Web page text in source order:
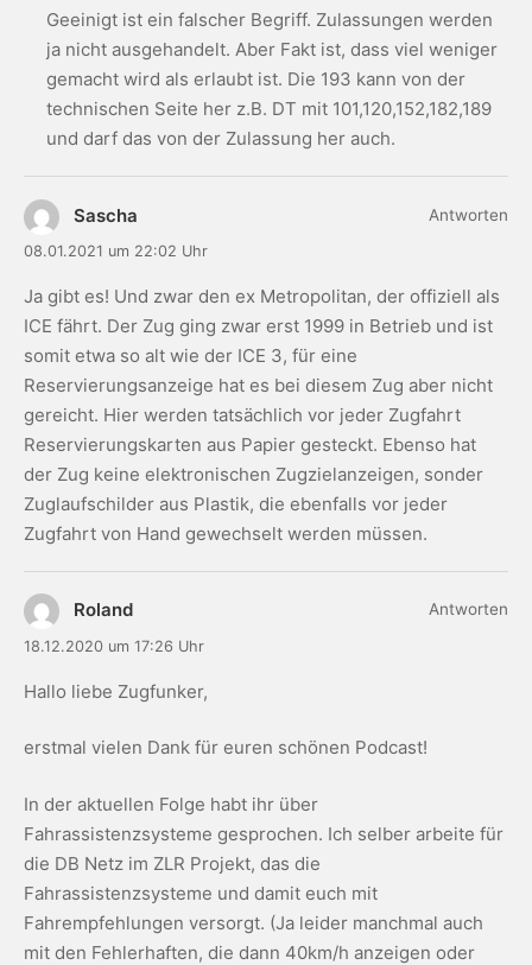
Geeinigt ist ein falscher Begriff. Zulassungen werden
ja nicht ausgehandelt. Aber Fakt ist, dass viel weniger
gemacht wird als erlaubt ist. Die 193 kann von der
technischen Seite her z.B. DT mit 101,120,152,182,189
und darf das von der Zulassung her auch.
Sascha
08.01.2021 um 22:02 Uhr
Ja gibt es! Und zwar den ex Metropolitan, der offiziell als
ICE fährt. Der Zug ging zwar erst 1999 in Betrieb und ist
somit etwa so alt wie der ICE 3, für eine
Reservierungsanzeige hat es bei diesem Zug aber nicht
gereicht. Hier werden tatsächlich vor jeder Zugfahrt
Reservierungskarten aus Papier gesteckt. Ebenso hat
der Zug keine elektronischen Zugzielanzeigen, sonder
Zuglaufschilder aus Plastik, die ebenfalls vor jeder
Zugfahrt von Hand gewechselt werden müssen.
Antworten
Roland
18.12.2020 um 17:26 Uhr
Hallo liebe Zugfunker,
erstmal vielen Dank für euren schönen Podcast!
In der aktuellen Folge habt ihr über
Fahrassistenzsysteme gesprochen. Ich selber arbeite für
die DB Netz im ZLR Projekt, das die
Fahrassistenzsysteme und damit euch mit
Fahrempfehlungen versorgt. (Ja leider manchmal auch
mit den Fehlerhaften, die dann 40km/h anzeigen oder
Antworten